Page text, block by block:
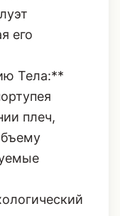
плеч,